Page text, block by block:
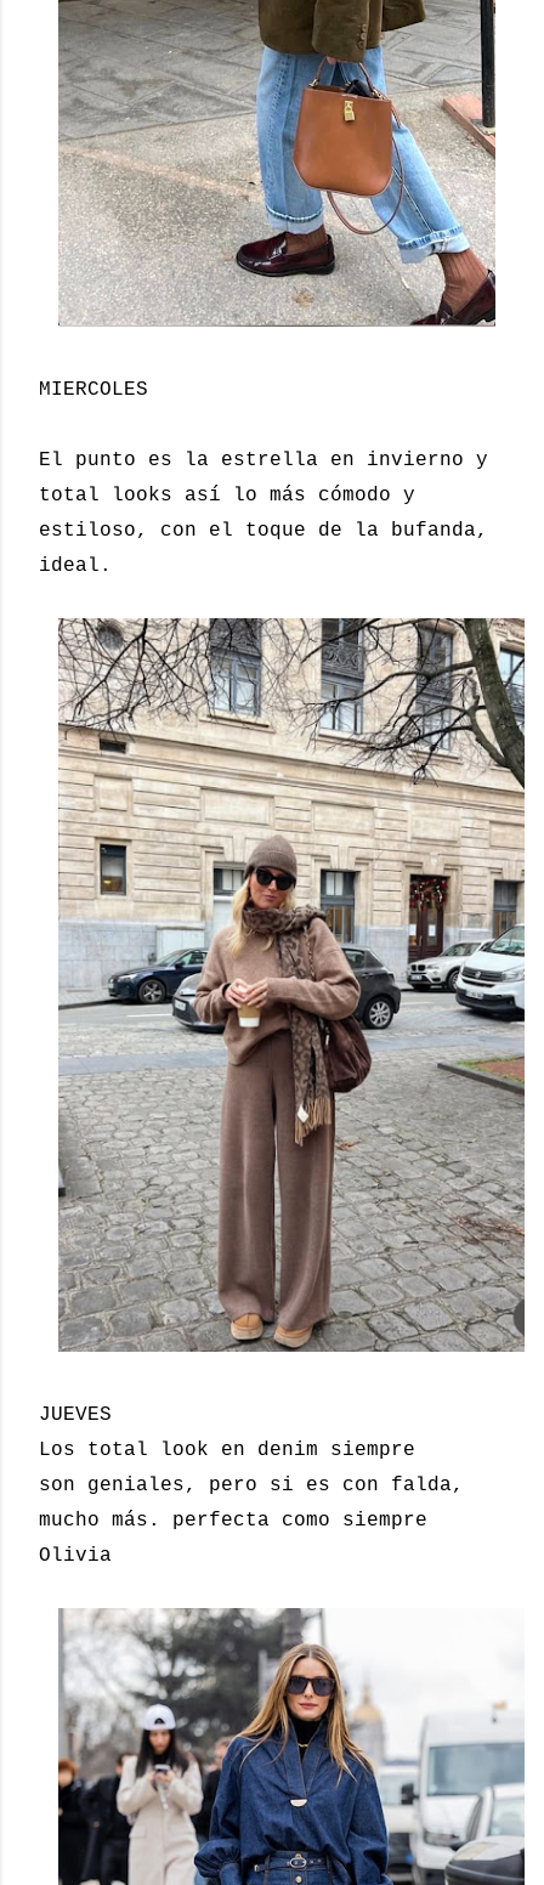
MIERCOLES
El punto es la estrella en invierno y
total looks así lo más cómodo y
estiloso, con el toque de la bufanda,
ideal.
JUEVES
Los total look en denim siempre
son geniales, pero si es con falda,
mucho más. perfecta como siempre
Olivia